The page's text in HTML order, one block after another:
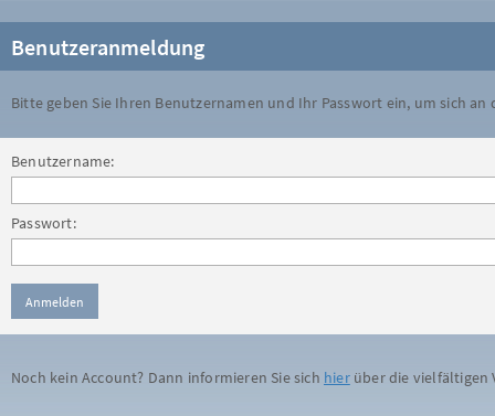
Benutzeranmeldung
Bitte geben Sie Ihren Benutzernamen und Ihr Passwort ein, um sich an
Benutzername:
Passwort:
Noch kein Account? Dann informieren Sie sich hierüber die vielfältigen